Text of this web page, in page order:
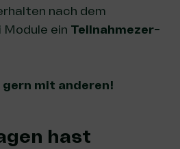
nach dem
ein Teil­nah­me­zer­
mit anderen!
hast